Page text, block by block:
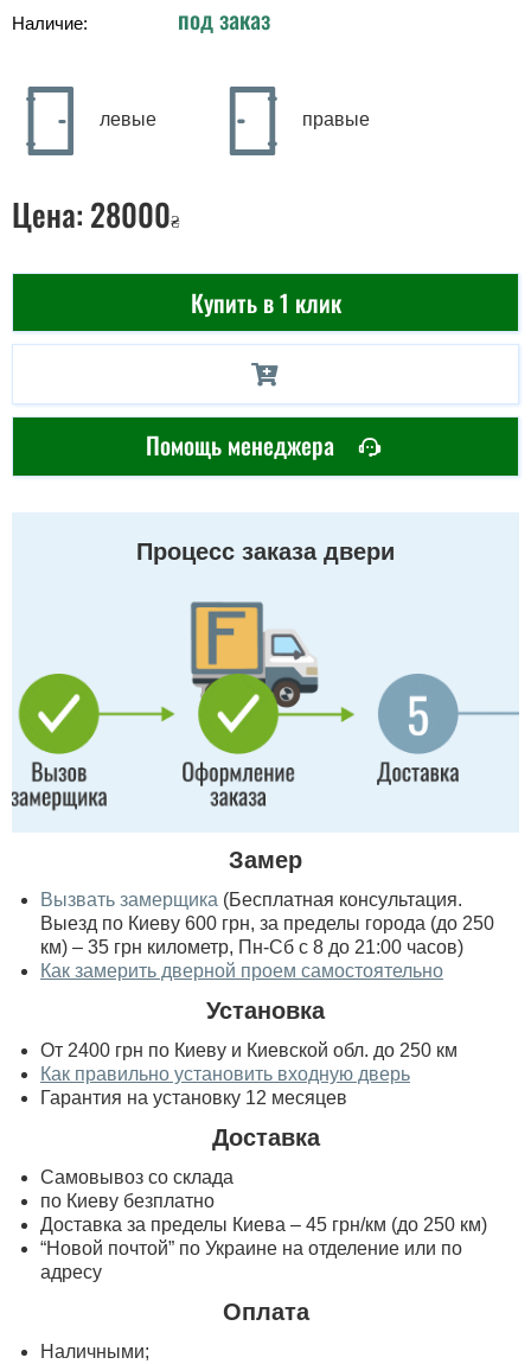
Наличие: под заказ
левые правые
Цена: 28000₴
Купить в 1 клик
Помощь менеджера
Процесс заказа двери
Замер
Вызвать замерщика (Бесплатная консультация.
Выезд по Киеву 600 грн, за пределы города (до 250
км) – 35 грн километр, Пн-Сб с 8 до 21:00 часов)
Как замерить дверной проем самостоятельно
Установка
От 2400 грн по Киеву и Киевской обл. до 250 км
Как правильно установить входную дверь
Гарантия на установку 12 месяцев
Доставка
Самовывоз со склада
по Киеву безплатно
Доставка за пределы Киева – 45 грн/км (до 250 км)
“Новой почтой” по Украине на отделение или по
адресу
Оплата
Наличными;